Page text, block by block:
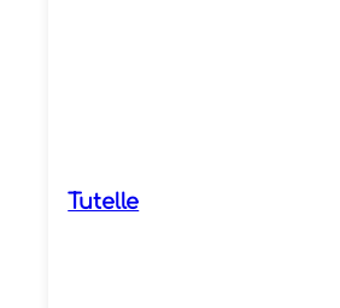
Tutelle